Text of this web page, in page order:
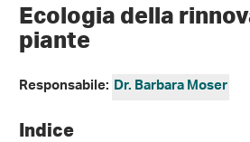
Ecologia della
piante
Responsabile: Dr. Barbara Moser
Indice